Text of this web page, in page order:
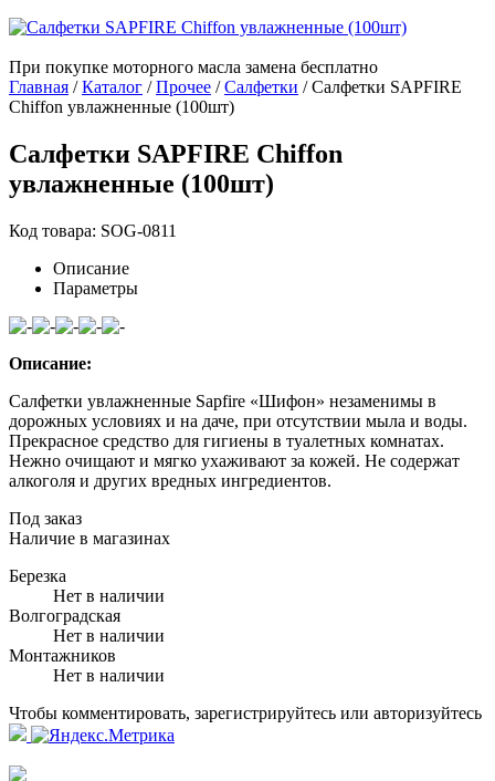
При покупке моторного масла замена бесплатно
Главная /Каталог /Прочее /Салфетки /Салфетки SAPFIRE
Chiffon увлажненные (100шт)
Салфетки SAPFIRE Chiffon
увлажненные (100шт)
Код товара: SOG-0811
Описание
Параметры
Описание:
Салфетки увлажненные Sapfire «Шифон» незаменимы в
дорожных условиях и на даче, при отсутствии мыла и воды.
Прекрасное средство для гигиены в туалетных комнатах.
Нежно очищают и мягко ухаживают за кожей. Не содержат
алкоголя и других вредных ингредиентов.
Под заказ
Наличие в магазинах
Березка
Нет в наличии
Волгоградская
Нет в наличии
Монтажников
Нет в наличии
Чтобы комментировать, зарегистрируйтесь или авторизуйтесь